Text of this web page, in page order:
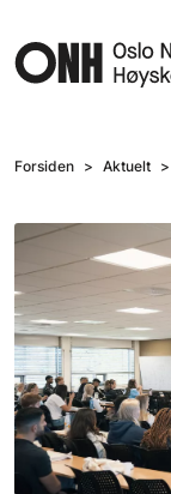
Forsiden Aktuelt